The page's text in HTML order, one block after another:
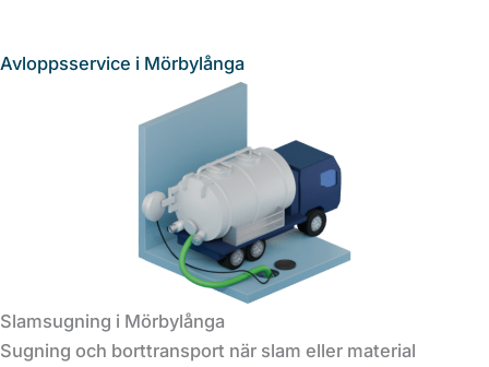
Avloppsservice i Mörbylånga
Slamsugning i Mörbylånga
Sugning och borttransport när slam eller material